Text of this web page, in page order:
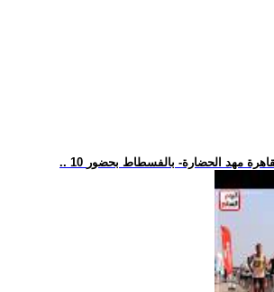
القاهرة مهد الحضارة- بالفسطاط بحضور